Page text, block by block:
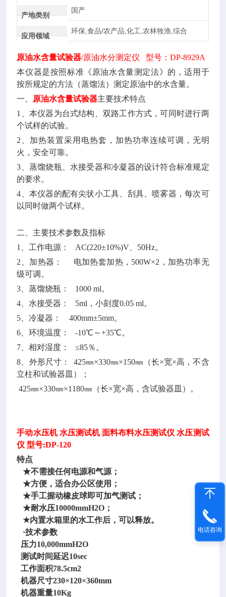
产地类别
国产
应用领域
环保,食品/农产品,化工,农林牧渔,综合
原油水含量试验器/原油水分测定仪 型号：DP-8929A
本仪器是按照标准《原油水含量测定法》的，适用于
按所规定的方法（蒸馏法）测定原油中的水含量。
一、 原油水含量试验器主要技术特点
1、本仪器为台式结构、双路工作方式，可同时进行两
个试样的试验。
2、加热装置采用电热套，加热功率连续可调，无明
火，安全可靠。
3、蒸馏烧瓶、水接受器和冷凝器的设计符合标准规定
的要求。
4、本仪器的配有尖状小工具、刮具、喷雾器，每次可
以同时做两个试样。
二、主要技术参数及指标
1、工作电源： AC(220±10%)V、50Hz。
2、加热器： 电加热套加热，500W×2，加热功率无
级可调。
3、蒸馏烧瓶： 1000 ml。
4、水接受器： 5ml，小刻度0.05 ml。
5、冷凝器： 400mm±5mm。
6、环境温度： -10℃～+35℃。
7、相对湿度： ≤85％。
8、外形尺寸： 425㎜×330㎜×150㎜（长×宽×高，不含
立柱和试验器皿）；
425㎜×330㎜×1180㎜（长×宽×高，含试验器皿）。
手动水压机 水压测试机 面料布料水压测试仪 水压测试
仪 型号:DP-120
特点
★不需接任何电源和气源；
★方便，适合办公区使用；
★手工握动橡皮球即可加气测试；
★耐水压10000mmH2O；
★内置水箱里的水工作后，可以释放。
·技术参数
压力10,000mmH2O
测试时间延迟10sec
工作面积78.5cm2
机器尺寸230×120×360mm
机器重量10Kg
电话咨询